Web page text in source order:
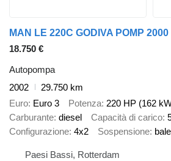
18.750 €
Autopompa
2002
29.750 km
Euro Euro 3 Potenza 220 HP (162
Carburante diesel Capacità di carico
Configurazione 4x2 Sospensione
Paesi Bassi, Rotterdam